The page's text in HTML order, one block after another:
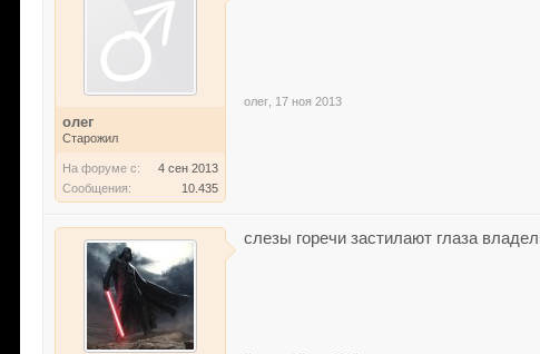
олег
Старожил
На форуме с:
4 сен 2013
Сообщения:
10.435
олег 17 ноя 2013
слезы горечи застилают глаза